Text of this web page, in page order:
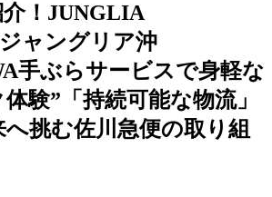
！JUNGLIA
ャングリア沖
手ぶらサービスで身軽な
験” 「持続可能な物流」
挑む佐川急便の取り組